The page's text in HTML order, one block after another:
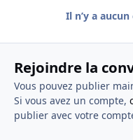
Il n’y a
Rejoindre la
Vous pouvez publier
Si vous avez un compte,
publier avec votre